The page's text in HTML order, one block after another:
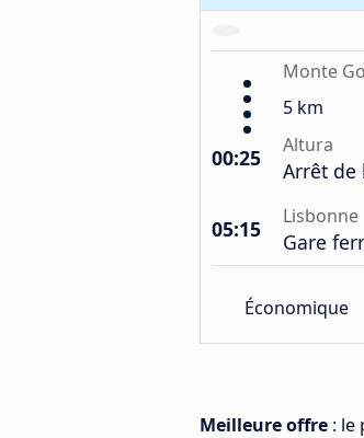
Monte
5 km
00:25 Altura
Arrêt de
05:15 Lisbonne
Gare
Économique
Meilleure offre : le